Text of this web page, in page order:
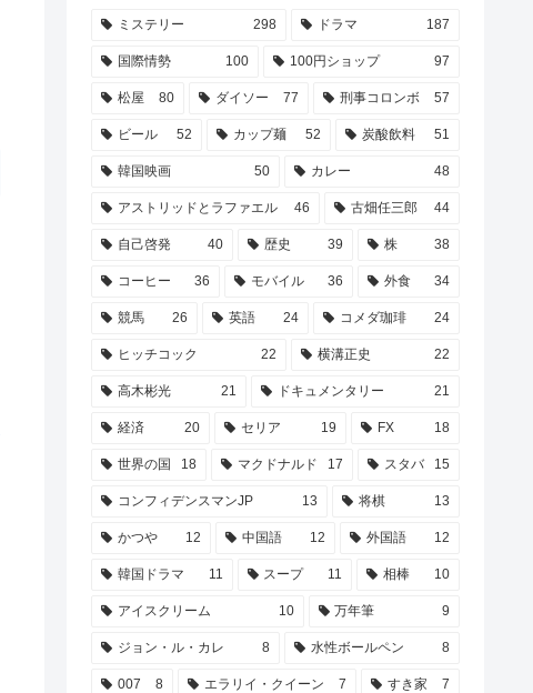
ミステリー 298 ドラマ 187
国際情勢 100 100円ショップ 97
松屋 80 ダイソー 77 刑事コロンボ 57
ビール 52 カップ麺 52 炭酸飲料 51
韓国映画 50 カレー 48
アストリッドとラファエル 46 古畑任三郎 44
自己啓発 40 歴史 39 株 38
コーヒー 36 モバイル 36 外食 34
競馬 26 英語 24 コメダ珈琲 24
ヒッチコック 22 横溝正史 22
高木彬光 21 ドキュメンタリー 21
経済 20 セリア 19 FX 18
世界の国 18 マクドナルド 17 スタバ 15
コンフィデンスマンJP 13 将棋 13
かつや 12 中国語 12 外国語 12
韓国ドラマ 11 スープ 11 相棒 10
アイスクリーム 10 万年筆 9
ジョン・ル・カレ 8 水性ボールペン 8
007 8 エラリイ・クイーン 7 すき家 7